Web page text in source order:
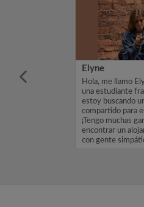
Social y
Elyne
Hola, me llamo
una estudiante
estoy buscando
compartido para
¡Tengo muchas
encontrar un
con gente